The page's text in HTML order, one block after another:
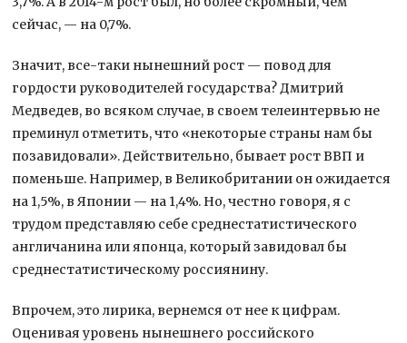
сейчас, — на 0,7%.
Значит, все-таки нынешний рост — повод для
гордости руководителей государства? Дмитрий
Медведев, во всяком случае, в своем телеинтервью не
преминул отметить, что «некоторые страны нам бы
позавидовали». Действительно, бывает рост ВВП и
поменьше. Например, в Великобритании он ожидается
на 1,5%, в Японии — на 1,4%. Но, честно говоря, я с
трудом представляю себе среднестатистического
англичанина или японца, который завидовал бы
среднестатистическому россиянину.
Впрочем, это лирика, вернемся от нее к цифрам.
Оценивая уровень нынешнего российского